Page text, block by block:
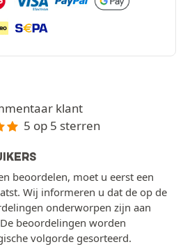
klant
5 op 5 sterren
beoordelen, moet u eerst een
Wij informeren u dat de op de
onderworpen zijn aan
beoordelingen worden
volgorde gesorteerd.